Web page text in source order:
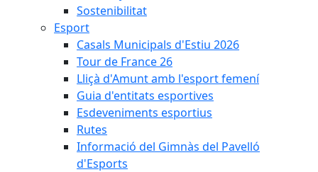
Sostenibilitat
Esport
Casals Municipals d'Estiu 2026
Tour de France 26
Lliçà d'Amunt amb l'esport femení
Guia d'entitats esportives
Esdeveniments esportius
Rutes
Informació del Gimnàs del Pavelló
d'Esports